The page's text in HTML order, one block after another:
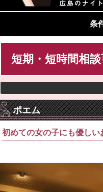
条
短期・短時間相
ポエム
初めての女の子にも優しい